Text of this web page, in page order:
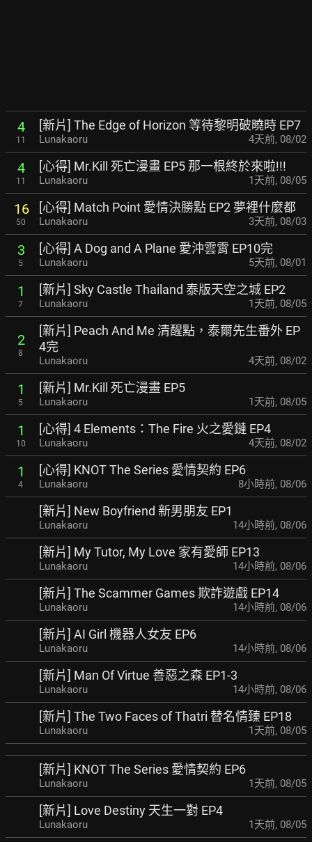
4
11
[新片] The Edge of Horizon 等待黎明破曉時 EP7
Lunakaoru 4天前, 08/02
4
11
[心得] Mr.Kill 死亡漫畫 EP5 那一根終於來啦!!!
Lunakaoru 1天前, 08/05
16
50
[心得] Match Point 愛情決勝點 EP2 夢裡什麼都
Lunakaoru 3天前, 08/03
3
5
[心得] A Dog and A Plane 愛沖雲霄 EP10完
Lunakaoru 5天前, 08/01
1
7
[新片] Sky Castle Thailand 泰版天空之城 EP2
Lunakaoru 1天前, 08/05
2
8
[新片] Peach And Me 清醒點，泰爾先生番外 EP
4完
Lunakaoru 4天前, 08/02
1
5
[新片] Mr.Kill 死亡漫畫 EP5
Lunakaoru 1天前, 08/05
1
10
[心得] 4 Elements：The Fire 火之愛鏈 EP4
Lunakaoru 4天前, 08/02
1
4
[心得] KNOT The Series 愛情契約 EP6
Lunakaoru 8小時前, 08/06
[新片] New Boyfriend 新男朋友 EP1
Lunakaoru 14小時前, 08/06
[新片] My Tutor, My Love 家有愛師 EP13
Lunakaoru 14小時前, 08/06
[新片] The Scammer Games 欺詐遊戲 EP14
Lunakaoru 14小時前, 08/06
[新片] AI Girl 機器人女友 EP6
Lunakaoru 14小時前, 08/06
[新片] Man Of Virtue 善惡之森 EP1-3
Lunakaoru 14小時前, 08/06
[新片] The Two Faces of Thatri 替名情臻 EP18
Lunakaoru 1天前, 08/05
[新片] KNOT The Series 愛情契約 EP6
Lunakaoru 1天前, 08/05
[新片] Love Destiny 天生一對 EP4
Lunakaoru 1天前, 08/05